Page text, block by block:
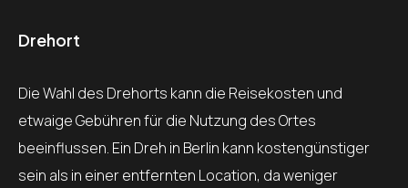
Drehort
Die Wahl des Drehorts kann die Reisekosten und
etwaige Gebühren für die Nutzung des Ortes
beeinflussen. Ein Dreh in Berlin kann kostengünstiger
sein als in einer entfernten Location, da weniger